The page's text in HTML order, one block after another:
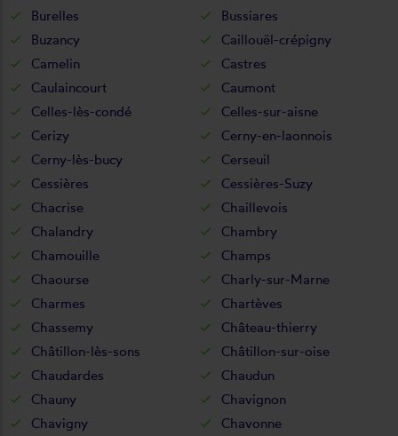
Burelles
Bussiares
Buzancy
Caillouël-crépigny
Camelin
Castres
Caulaincourt
Caumont
Celles-lès-condé
Celles-sur-aisne
Cerizy
Cerny-en-laonnois
Cerny-lès-bucy
Cerseuil
Cessières
Cessières-Suzy
Chacrise
Chaillevois
Chalandry
Chambry
Chamouille
Champs
Chaourse
Charly-sur-Marne
Charmes
Chartèves
Chassemy
Château-thierry
Châtillon-lès-sons
Châtillon-sur-oise
Chaudardes
Chaudun
Chauny
Chavignon
Chavigny
Chavonne